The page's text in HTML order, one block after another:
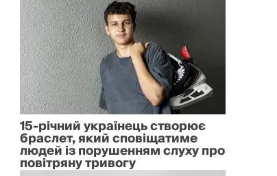
15-річний українець створює
браслет, який сповіщатиме
людей із порушенням слуху про
повітряну тривогу